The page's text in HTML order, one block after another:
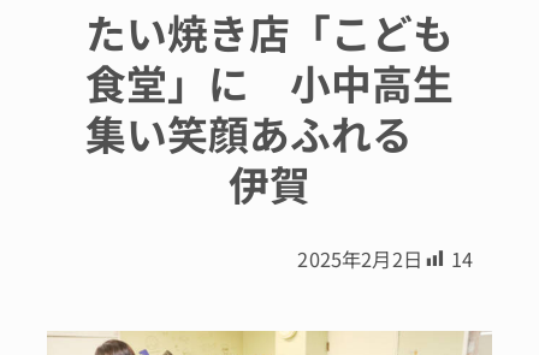
たい焼き店「こども
食堂」に 小中高生
集い笑顔あふれる
伊賀
2025年2月2日 14